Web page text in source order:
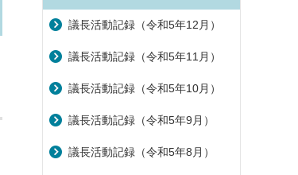
議長活動記録（令和5年12月）
議長活動記録（令和5年11月）
議長活動記録（令和5年10月）
議長活動記録（令和5年9月）
議長活動記録（令和5年8月）